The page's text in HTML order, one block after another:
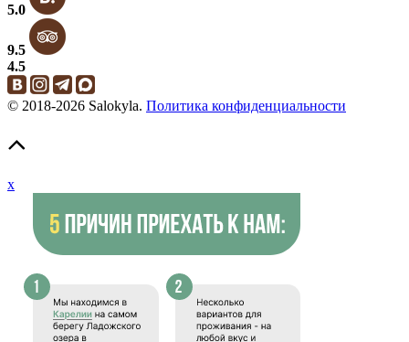
5.0
9.5
4.5
© 2018-2026 Salokyla. Политика конфиденциальности
x